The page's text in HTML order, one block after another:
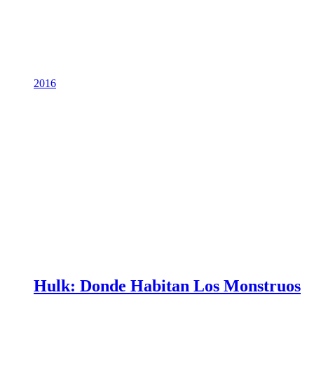
2016
Hulk: Donde Habitan Los Monstruos